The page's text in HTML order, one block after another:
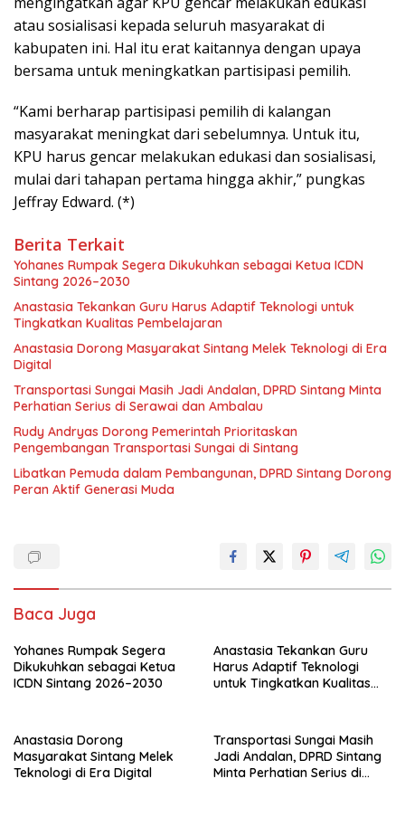
atau sosialisasi kepada seluruh masyarakat di
kabupaten ini. Hal itu erat kaitannya dengan upaya
bersama untuk meningkatkan partisipasi pemilih.
“Kami berharap partisipasi pemilih di kalangan
masyarakat meningkat dari sebelumnya. Untuk itu,
KPU harus gencar melakukan edukasi dan sosialisasi,
mulai dari tahapan pertama hingga akhir,” pungkas
Jeffray Edward. (*)
Berita Terkait
Yohanes Rumpak Segera Dikukuhkan sebagai Ketua ICDN
Sintang 2026–2030
Anastasia Tekankan Guru Harus Adaptif Teknologi untuk
Tingkatkan Kualitas Pembelajaran
Anastasia Dorong Masyarakat Sintang Melek Teknologi di Era
Digital
Transportasi Sungai Masih Jadi Andalan, DPRD Sintang Minta
Perhatian Serius di Serawai dan Ambalau
Rudy Andryas Dorong Pemerintah Prioritaskan
Pengembangan Transportasi Sungai di Sintang
Libatkan Pemuda dalam Pembangunan, DPRD Sintang Dorong
Peran Aktif Generasi Muda
Baca Juga
Yohanes Rumpak Segera
Dikukuhkan sebagai Ketua
ICDN Sintang 2026–2030
Anastasia Tekankan Guru
Harus Adaptif Teknologi
untuk Tingkatkan Kualitas
Anastasia Dorong
Masyarakat Sintang Melek
Teknologi di Era Digital
Transportasi Sungai Masih
Jadi Andalan, DPRD Sintang
Minta Perhatian Serius di